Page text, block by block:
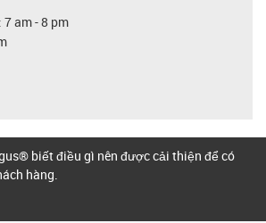
am - 8 pm
biết điều gì nên được cải thiện để có
hàng.